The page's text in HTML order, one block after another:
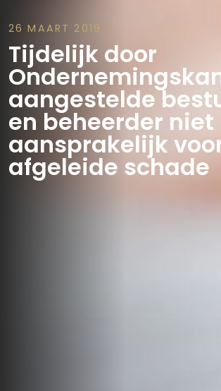
26 MAART 2019
Tijdelijk door
aangestelde
en beheerder niet
aansprakelijk
afgeleide schade